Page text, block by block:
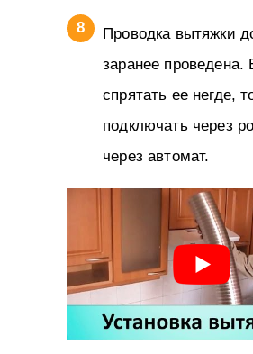
Проводка вытяжки
заранее проведена.
спрятать ее негде,
подключать через
через автомат.